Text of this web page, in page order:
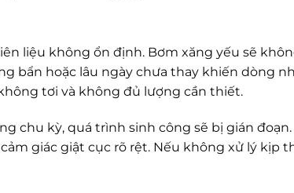
liệu không ổn định. Bơm xăng yếu sẽ
bẩn hoặc lâu ngày chưa thay khiến dòng
tơi và không đủ lượng cần thiết.
chu kỳ, quá trình sinh công sẽ bị gián đoạn.
giác giật cục rõ rệt. Nếu không xử lý kịp